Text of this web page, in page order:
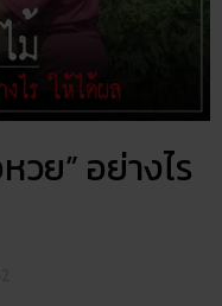
วย” อย่างไร